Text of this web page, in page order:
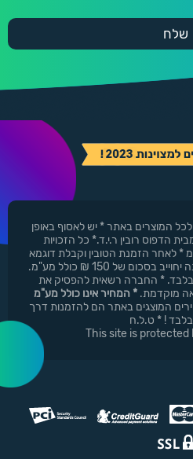
7 ימי עסקים לכל המוצרים באתר * יש לאסוף באופן
הדפוס רובין ר.י.ד.* כל הזכויות
* לאחר הזמנת הטובין וקבלת דוגמא
גרפית ( סקיצה ). ביטול ההזמנה יחוייב בסכום של 150 ₪ כולל מע"מ.
* החברה רשאית להפסיק את
מוקדמת. * המחיר אינו כולל מע"מ
המוצגים באתר הם להזמנות דרך
! * ט.ל.ח
This site is protected